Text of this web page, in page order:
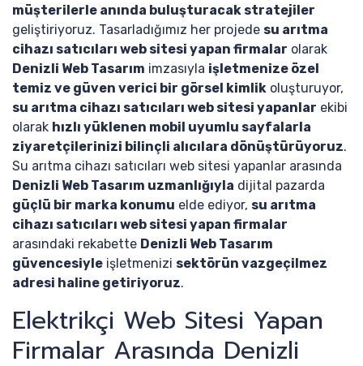
müşterilerle anında buluşturacak stratejiler
geliştiriyoruz. Tasarladığımız her projede su arıtma
cihazı satıcıları web sitesi yapan firmalar olarak
Denizli Web Tasarım imzasıyla işletmenize özel
temiz ve güven verici bir görsel kimlik oluşturuyor,
su arıtma cihazı satıcıları web sitesi yapanlar ekibi
olarak hızlı yüklenen mobil uyumlu sayfalarla
ziyaretçilerinizi bilinçli alıcılara dönüştürüyoruz.
Su arıtma cihazı satıcıları web sitesi yapanlar arasında
Denizli Web Tasarım uzmanlığıyla dijital pazarda
güçlü bir marka konumu elde ediyor, su arıtma
cihazı satıcıları web sitesi yapan firmalar
arasındaki rekabette Denizli Web Tasarım
güvencesiyle işletmenizi sektörün vazgeçilmez
adresi haline getiriyoruz.
Elektrikçi Web Sitesi Yapan
Firmalar Arasında Denizli